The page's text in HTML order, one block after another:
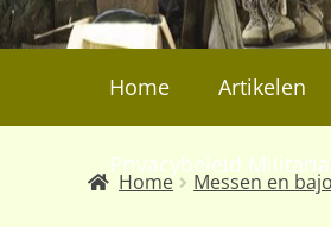
navigatie
inhoud
Home Artikelen
Privacybeleid
Home Messen en